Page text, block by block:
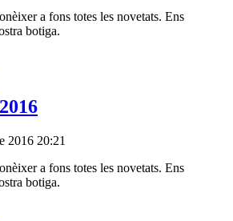
a fons totes les novetats. Ens
botiga.
2016 20:21
a fons totes les novetats. Ens
botiga.